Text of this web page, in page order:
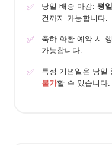
✅ 당일 배송 마감: 평
건까지 가능합니다.
✅ 축하 화환 예약 시
가능합니다.
✅ 특정 기념일은 당일
불가할 수 있습니다.